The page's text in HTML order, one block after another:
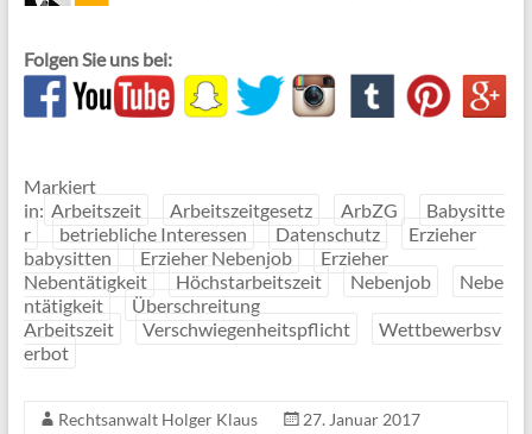
Folgen Sie uns bei:
Markiert
in: Arbeitszeit Arbeitszeitgesetz ArbZG
Babysitte
r
betriebliche Interessen Datenschutz
Erzieher
babysitten
Erzieher Nebenjob
Erzieher
Nebentätigkeit
Höchstarbeitszeit Nebenjob
Nebe
ntätigkeit
Überschreitung
Arbeitszeit
Verschwiegenheitspflicht
Wettbewerbsv
erbot
Rechtsanwalt Holger Klaus 27. Januar 2017